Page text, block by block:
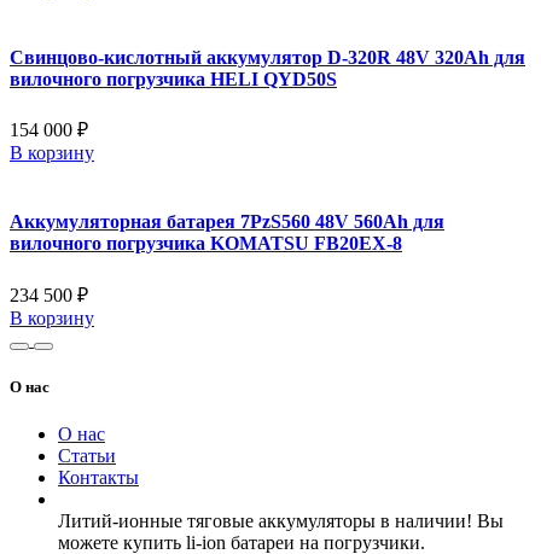
Свинцово-кислотный аккумулятор D-320R 48V 320Ah для
вилочного погрузчика HELI QYD50S
154 000 ₽
В корзину
Аккумуляторная батарея 7PzS560 48V 560Ah для
вилочного погрузчика KOMATSU FB20EX-8
234 500 ₽
В корзину
О нас
О нас
Статьи
Контакты
Литий-ионные тяговые аккумуляторы в наличии! Вы
можете купить li-ion батареи на погрузчики.